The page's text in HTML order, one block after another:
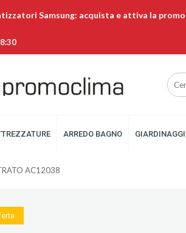
Samsung: acquista e attiva la
ARREDO BAGNO
AC12038